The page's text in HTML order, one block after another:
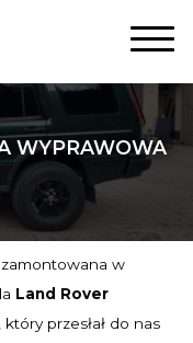
WYPRAWOWA
w
Land Rover
przesłał do nas